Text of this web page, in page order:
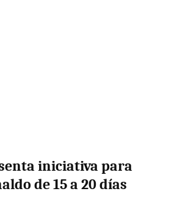
iniciativa para
de 15 a 20 días